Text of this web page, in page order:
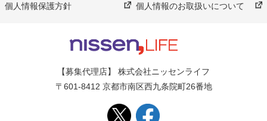
個人情報保護方針 個人情報のお取扱いについて
【募集代理店】 株式会社ニッセンライフ
〒601-8412 京都市南区西九条院町26番地